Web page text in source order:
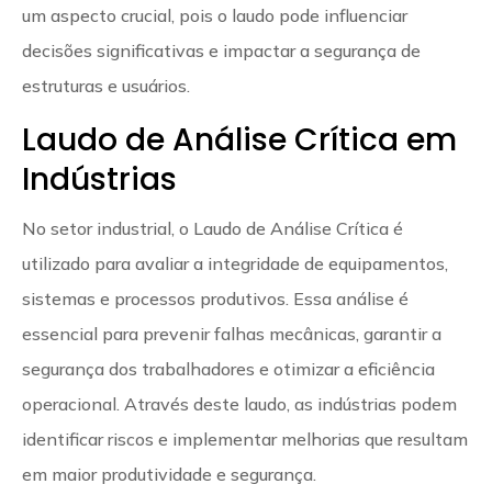
um aspecto crucial, pois o laudo pode influenciar
decisões significativas e impactar a segurança de
estruturas e usuários.
Laudo de Análise Crítica em
Indústrias
No setor industrial, o Laudo de Análise Crítica é
utilizado para avaliar a integridade de equipamentos,
sistemas e processos produtivos. Essa análise é
essencial para prevenir falhas mecânicas, garantir a
segurança dos trabalhadores e otimizar a eficiência
operacional. Através deste laudo, as indústrias podem
identificar riscos e implementar melhorias que resultam
em maior produtividade e segurança.